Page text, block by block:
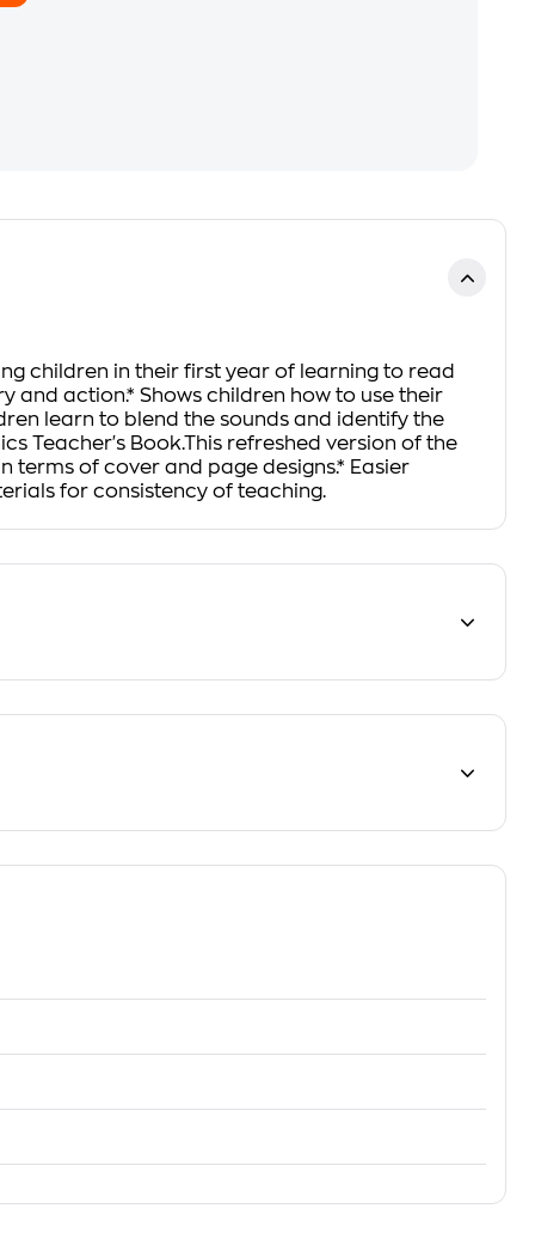
children in their first year of learning to read
and action.* Shows children how to use their
learn to blend the sounds and identify the
Teacher's Book.This refreshed version of the
terms of cover and page designs.* Easier
for consistency of teaching.